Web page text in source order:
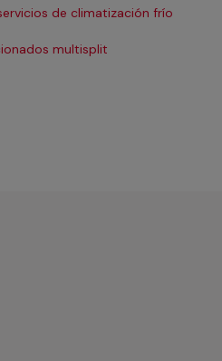
de climatización frío
multisplit